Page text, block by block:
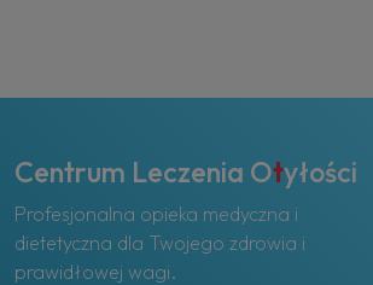
Centrum Leczenia Otyłości
Profesjonalna opieka medyczna i
dietetyczna dla Twojego zdrowia i
prawidłowej wagi.